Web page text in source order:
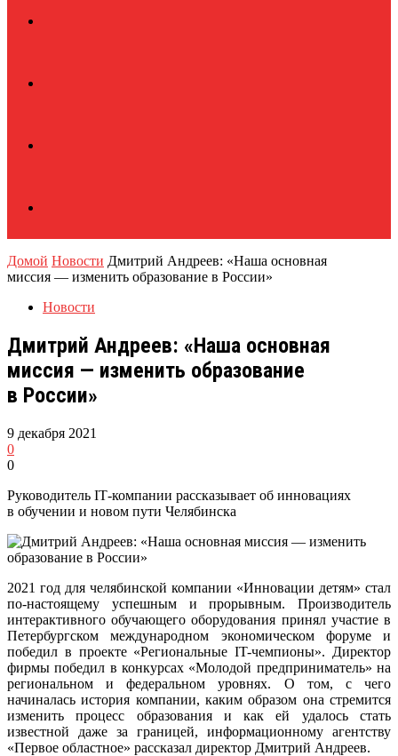
Домой Новости Дмитрий Андреев: «Наша основная
миссия — изменить образование в России»
Новости
Дмитрий Андреев: «Наша основная
миссия — изменить образование
в России»
9 декабря 2021
0
0
Руководитель IT‑компании рассказывает об инновациях
в обучении и новом пути Челябинска
2021 год для челябинской компании «Инновации детям» стал
по-настоящему успешным и прорывным. Производитель
интерактивного обучающего оборудования принял участие в
Петербургском международном экономическом форуме и
победил в проекте «Региональные IT-чемпионы». Директор
фирмы победил в конкурсах «Молодой предприниматель» на
региональном и федеральном уровнях. О том, с чего
начиналась история компании, каким образом она стремится
изменить процесс образования и как ей удалось стать
известной даже за границей, информационному агентству
«Первое областное» рассказал директор Дмитрий Андреев.